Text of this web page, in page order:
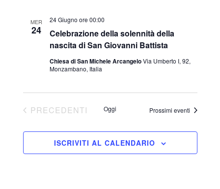
MER
24
Celebrazione della solennità della
nascita di San Giovanni Battista
24 Giugno ore 00:00
Chiesa di San Michele ArcangeloVia Umberto I, 92,
Monzambano, Italia
EVENTI
PRECEDENTI Oggi Prossimi eventi
ISCRIVITI AL CALENDARIO